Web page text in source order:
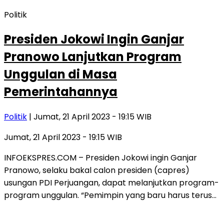
Politik
Presiden Jokowi Ingin Ganjar
Pranowo Lanjutkan Program
Unggulan di Masa
Pemerintahannya
Politik | Jumat, 21 April 2023 - 19:15 WIB
Jumat, 21 April 2023 - 19:15 WIB
INFOEKSPRES.COM – Presiden Jokowi ingin Ganjar
Pranowo, selaku bakal calon presiden (capres)
usungan PDI Perjuangan, dapat melanjutkan program-
program unggulan. “Pemimpin yang baru harus terus…